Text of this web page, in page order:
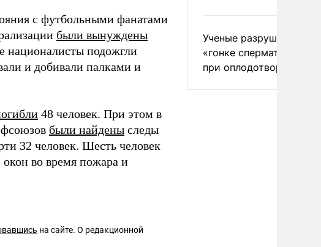
с футбольными фанатами
были вынуждены
националисты подожгли
и добивали палками и
48 человек. При этом в
были найдены следы
32 человек. Шесть человек
во время пожара и
на сайте. О редакционной
Ученые разрушили миф
«гонке
при оплодотворении